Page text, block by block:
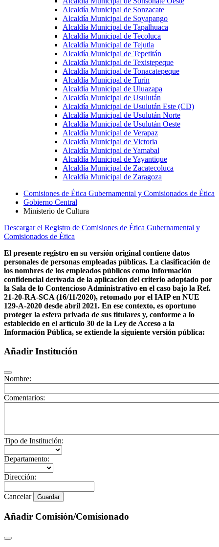
Alcaldía Municipal de Sonzacate
Alcaldía Municipal de Soyapango
Alcaldía Municipal de Tapalhuaca
Alcaldía Municipal de Tecoluca
Alcaldía Municipal de Tejutla
Alcaldía Municipal de Tepetitán
Alcaldía Municipal de Texistepeque
Alcaldía Municipal de Tonacatepeque
Alcaldía Municipal de Turín
Alcaldía Municipal de Uluazapa
Alcaldía Municipal de Usulután
Alcaldía Municipal de Usulután Este (CD)
Alcaldía Municipal de Usulután Norte
Alcaldía Municipal de Usulután Oeste
Alcaldía Municipal de Verapaz
Alcaldía Municipal de Victoria
Alcaldía Municipal de Yamabal
Alcaldía Municipal de Yayantique
Alcaldía Municipal de Zacatecoluca
Alcaldía Municipal de Zaragoza
Comisiones de Ética Gubernamental y Comisionados de Ética
Gobierno Central
Ministerio de Cultura
Descargar el Registro de Comisiones de Ética Gubernamental y
Comisionados de Ética
El presente registro en su versión original contiene datos
personales de personas empleadas públicas. La clasificación de
los nombres de los empleados públicos como información
confidencial derivada de la aplicación del criterio adoptado por
la Sala de lo Contencioso Administrativo en el caso bajo la Ref.
21-20-RA-SCA (16/11/2020), retomado por el IAIP en NUE
129-A-2020 desde abril 2021. En ese contexto, es oportuno
proteger la esfera privada de sus titulares y, conforme a lo
establecido en el artículo 30 de la Ley de Acceso a la
Información Pública, se extiende la siguiente versión pública:
Añadir Institución
Nombre:
Comentarios:
Tipo de Institución:
Departamento:
Dirección:
Cancelar Guardar
Añadir Comisión/Comisionado